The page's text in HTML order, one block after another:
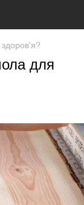
для